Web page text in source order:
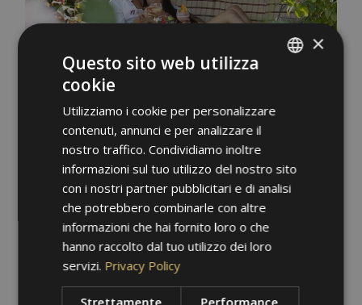
GERMAN
×
Questo sito web utilizza
cookie
Utilizziamo i cookie per personalizzare
contenuti, annunci e per analizzare il
nostro traffico. Condividiamo inoltre
informazioni sul tuo utilizzo del nostro sito
con i nostri partner pubblicitari e di analisi
che potrebbero combinarle con altre
informazioni che hai fornito loro o che
hanno raccolto dal tuo utilizzo dei loro
servizi. Privacy Policy
Strettamente Performance